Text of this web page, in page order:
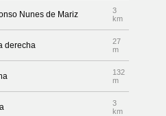
Nunes de Mariz
3
km
derecha
27
m
132
m
3
km